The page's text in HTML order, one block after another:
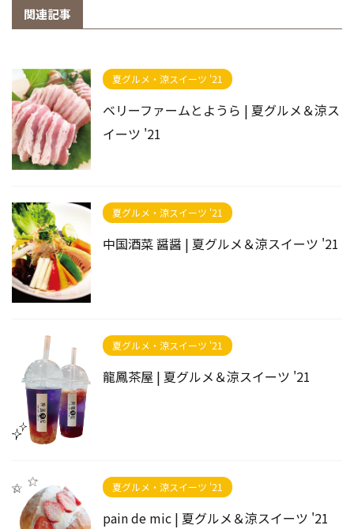
関連記事
夏グルメ・涼スイーツ '21
ベリーファームとようら | 夏グルメ＆涼ス
イーツ '21
夏グルメ・涼スイーツ '21
中国酒菜 醤醤 | 夏グルメ＆涼スイーツ '21
夏グルメ・涼スイーツ '21
龍鳳茶屋 | 夏グルメ＆涼スイーツ '21
夏グルメ・涼スイーツ '21
pain de mic | 夏グルメ＆涼スイーツ '21